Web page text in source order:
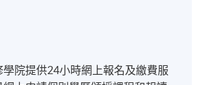
拯救生命的各界社會人士
院提供24小時網上報名及繳費服